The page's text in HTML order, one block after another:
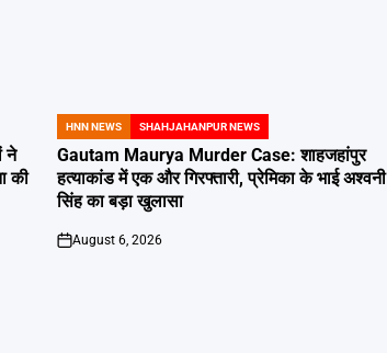
ने
की
POSTED
IN
HNN NEWS SHAHJAHANPUR NEWS
Gautam Maurya Murder Case: शाहजहांपुर
हत्याकांड में एक और गिरफ्तारी, प्रेमिका के भाई अश्वनी
सिंह का बड़ा खुलासा
on
August 6, 2026